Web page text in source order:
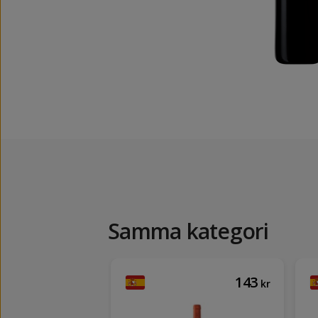
Samma kategori
143 kr